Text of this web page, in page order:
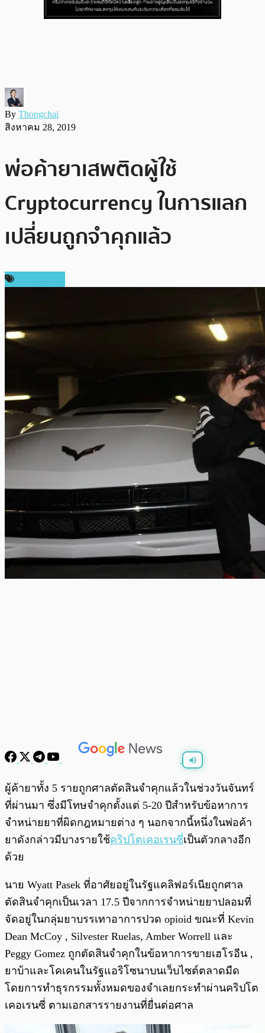
By Thongchai
สิงหาคม 28, 2019
พ่อค้ายาเสพติดผู้ใช้
Cryptocurrency ในการแลก
เปลี่ยนถูกจำคุกแล้ว
พร้อมเล่น 0:00 / 0:00
ผู้ค้ายาทั้ง 5 รายถูกศาลตัดสินจำคุกแล้วในช่วงวันจันทร์
ที่ผ่านมา ซึ่งมีโทษจำคุกตั้งแต่ 5-20 ปีสำหรับข้อหาการ
จำหน่ายยาที่ผิดกฎหมายต่าง ๆ นอกจากนี้หนึ่งในพ่อค้า
ยาดังกล่าวมีบางรายใช้คริปโตเคอเรนซี่เป็นตัวกลางอีก
ด้วย
นาย Wyatt Pasek ที่อาศัยอยู่ในรัฐแคลิฟอร์เนียถูกศาล
ตัดสินจำคุกเป็นเวลา 17.5 ปีจากการจำหน่ายยาปลอมที่
จัดอยู่ในกลุ่มยาบรรเทาอาการปวด opioid ขณะที่ Kevin
Dean McCoy , Silvester Ruelas, Amber Worrell และ
Peggy Gomez ถูกตัดสินจำคุกในข้อหาการขายเฮโรอีน ,
ยาบ้าและโคเคนในรัฐแอริโซนาบนเว็บไซต์ตลาดมืด
โดยการทำธุรกรรมทั้งหมดของจำเลยกระทำผ่านคริปโต
เคอเรนซี่ ตามเอกสารรายงานที่ยื่นต่อศาล